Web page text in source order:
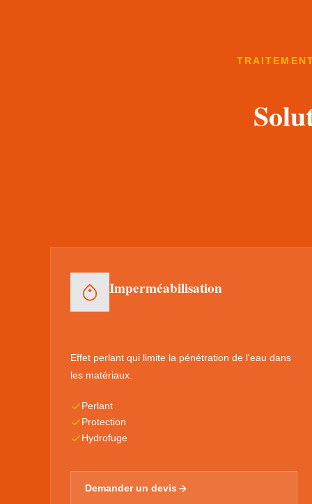
Imperméabilisation
Effet perlant qui limite la pénétration de l'eau dans
les matériaux.
Perlant
Protection
Hydrofuge
Demander un devis